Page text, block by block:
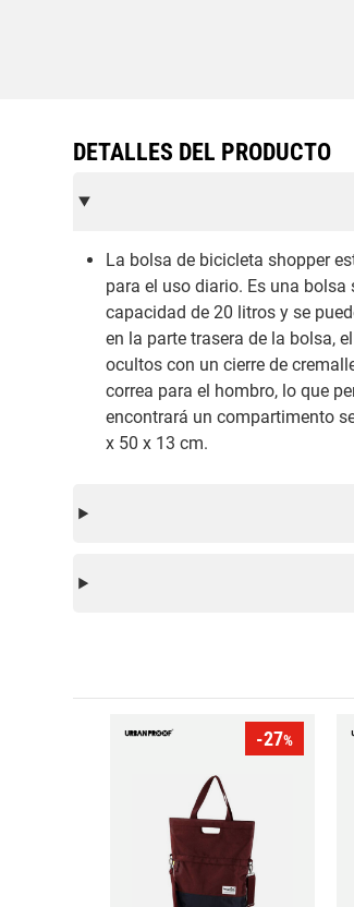
DETALLES DEL PRODUCTO
La bolsa de bicicleta shopper
para el uso diario. Es una
capacidad de 20 litros y se
en la parte trasera de la bolsa,
ocultos con un cierre de
correa para el hombro, lo que
encontrará un compartimento
x 50 x 13 cm.
-27%